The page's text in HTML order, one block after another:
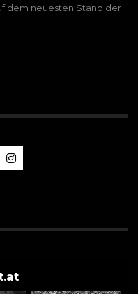
dem neuesten Stand der